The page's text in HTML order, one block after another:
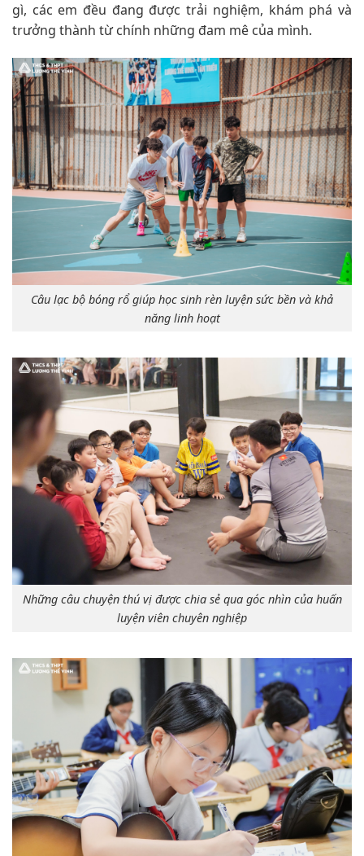
gì, các em đều đang được trải nghiệm, khám phá và
trưởng thành từ chính những đam mê của mình.
Câu lạc bộ bóng rổ giúp học sinh rèn luyện sức bền và khả
năng linh hoạt
Những câu chuyện thú vị được chia sẻ qua góc nhìn của huấn
luyện viên chuyên nghiệp